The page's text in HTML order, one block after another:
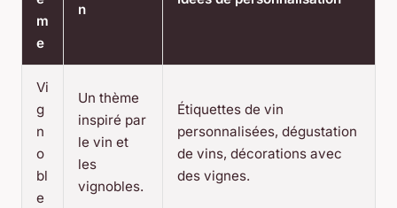
m
e
n
Vi
g
n
o
bl
e
Un thème
inspiré par
le vin et
les
vignobles.
Étiquettes de vin
personnalisées, dégustation
de vins, décorations avec
des vignes.